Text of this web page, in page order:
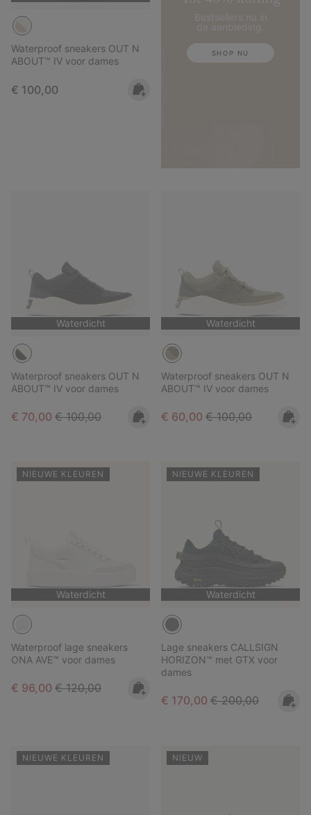
Waterproof sneakers OUT N
ABOUT™ IV voor dames
Regular price:
€ 100,00
SHOP NU
Waterdicht
Waterproof sneakers OUT N
ABOUT™ IV voor dames
Sale price:
€ 70,00 Regular price:
€ 100,00
Waterdicht
Waterproof sneakers OUT N
ABOUT™ IV voor dames
Sale price:
€ 60,00 Regular price:
€ 100,00
NIEUWE KLEUREN
Waterdicht
Waterproof lage sneakers
ONA AVE™ voor dames
Sale price:
€ 96,00 Regular price:
€ 120,00
NIEUWE KLEUREN
Waterdicht
Lage sneakers CALLSIGN
HORIZON™ met GTX voor
dames
Sale price:
€ 170,00 Regular price:
€ 200,00
NIEUWE KLEUREN NIEUW